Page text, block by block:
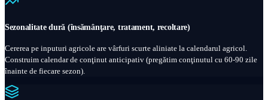
Sezonalitate dură (însămânţare, tratament, recoltare)
Cererea pe inputuri agricole are vârfuri scurte aliniate la calendarul agricol.
Construim calendar de conţinut anticipativ (pregătim conţinutul cu 60-90 zile
înainte de fiecare sezon).